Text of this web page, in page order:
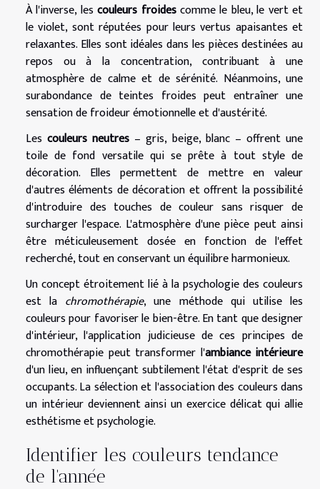
À l'inverse, lescouleurs froidescomme le bleu, le vert et
le violet, sont réputées pour leurs vertus apaisantes et
relaxantes. Elles sont idéales dans les pièces destinées au
repos ou à la concentration, contribuant à une
atmosphère de calme et de sérénité. Néanmoins, une
surabondance de teintes froides peut entraîner une
sensation de froideur émotionnelle et d'austérité.
Lescouleurs neutres – gris, beige, blanc – offrent une
toile de fond versatile qui se prête à tout style de
décoration. Elles permettent de mettre en valeur
d'autres éléments de décoration et offrent la possibilité
d'introduire des touches de couleur sans risquer de
surcharger l'espace. L'atmosphère d'une pièce peut ainsi
être méticuleusement dosée en fonction de l'effet
recherché, tout en conservant un équilibre harmonieux.
Un concept étroitement lié à la psychologie des couleurs
est la chromothérapie, une méthode qui utilise les
couleurs pour favoriser le bien-être. En tant que designer
d'intérieur, l'application judicieuse de ces principes de
chromothérapie peut transformer l'ambiance intérieure
d'un lieu, en influençant subtilement l'état d'esprit de ses
occupants. La sélection et l'association des couleurs dans
un intérieur deviennent ainsi un exercice délicat qui allie
esthétisme et psychologie.
Identifier les couleurs tendance
de l'année